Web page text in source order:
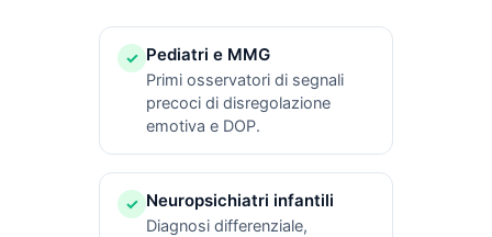
✓ Pediatri e MMG
Primi osservatori di segnali
precoci di disregolazione
emotiva e DOP.
✓ Neuropsichiatri infantili
Diagnosi differenziale,